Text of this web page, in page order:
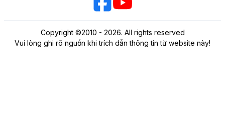
Copyright ©2010 - 2026. All rights reserved
Vui lòng ghi rõ nguồn khi trích dẫn thông tin từ website này!